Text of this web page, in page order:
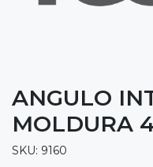
ANGULO
MOLDURA
SKU: 9160